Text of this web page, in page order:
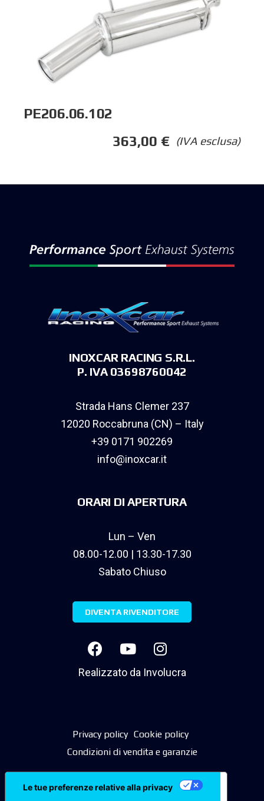
PE206.06.102
(IVA esclusa)
363,00 €
INOXCAR RACING S.R.L.
P. IVA 03698760042
Strada Hans Clemer 237
12020 Roccabruna (CN) – Italy
+39 0171 902269
info@inoxcar.it
ORARI DI APERTURA
Lun – Ven
08.00-12.00 | 13.30-17.30
Sabato Chiuso
DIVENTA RIVENDITORE
Realizzato da Involucra
Privacy policy Cookie policy
Condizioni di vendita e garanzie
Le tue preferenze relative alla privacy